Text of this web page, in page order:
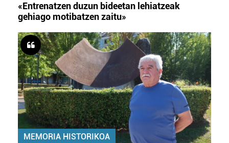
«Entrenatzen duzun bideetan lehiatzeak
gehiago motibatzen zaitu»
MEMORIA HISTORIKOA